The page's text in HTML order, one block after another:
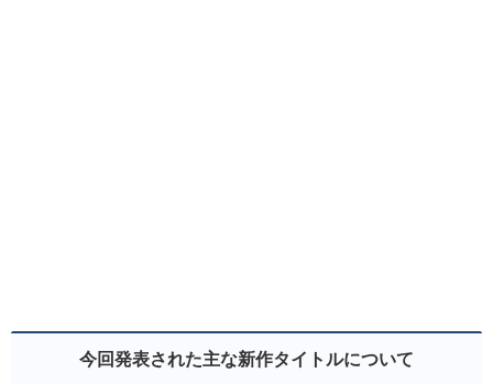
今回発表された主な新作タイトルについて